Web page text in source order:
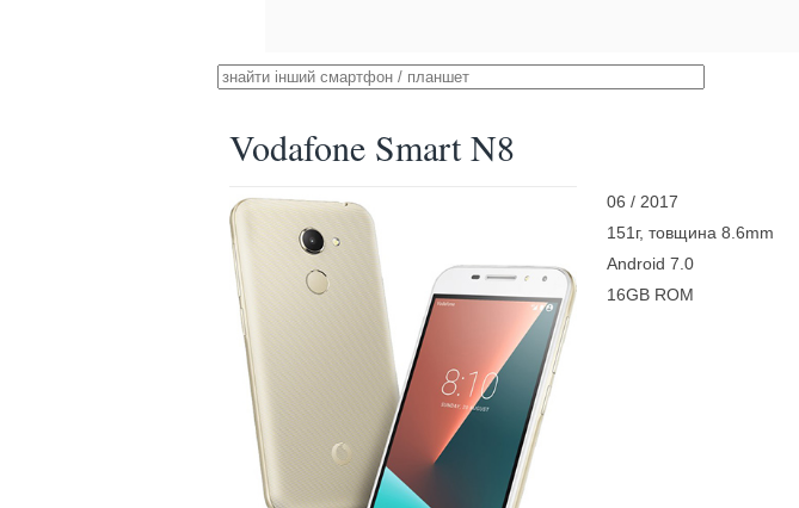
Vodafone Smart N8
06 / 2017
151г, товщина 8.6mm
Android 7.0
16GB ROM